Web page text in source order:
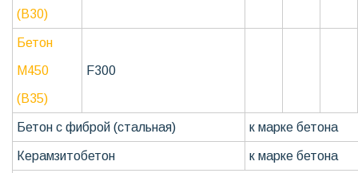
(В30)
Бетон
М450
(В35)
F300
Бетон с фиброй (стальная) к марке бетона
Керамзитобетон к марке бетона